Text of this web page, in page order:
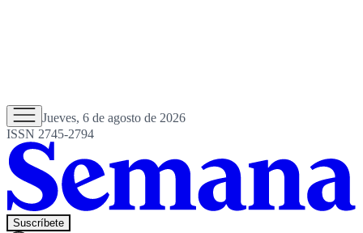
Jueves, 6 de agosto de 2026
ISSN 2745-2794
Suscríbete